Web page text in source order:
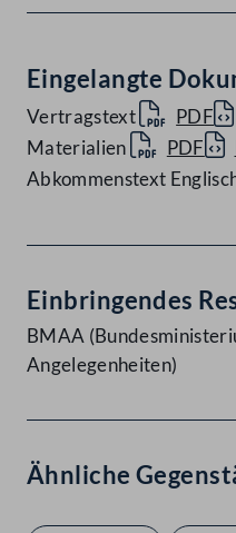
Eingelangte
Vertragstext PDF
Materialien
PDF
Abkommenstext
Einbringendes
BMAA
Angelegenheiten)
Ähnliche